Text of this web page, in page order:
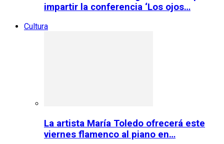
impartir la conferencia ‘Los ojos…
Cultura
La artista María Toledo ofrecerá este
viernes flamenco al piano en…